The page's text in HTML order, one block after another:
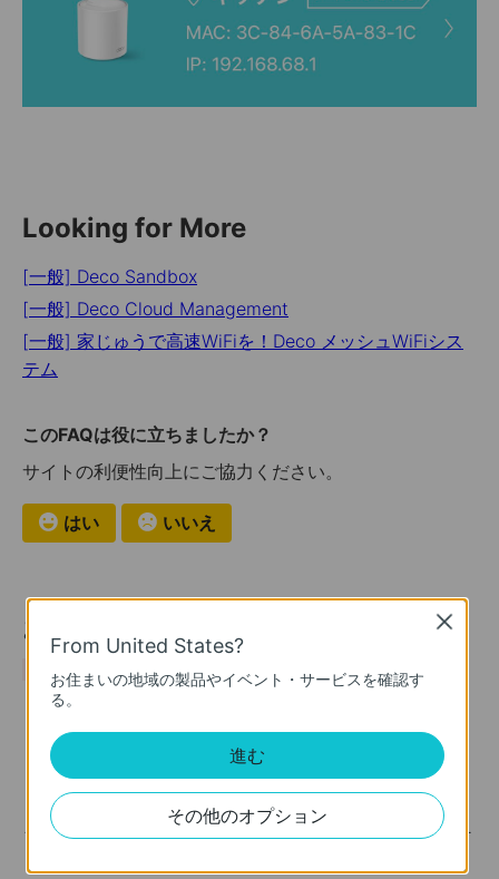
Looking for More
[一般] Deco Sandbox
[一般] Deco Cloud Management
[一般] 家じゅうで高速WiFiを！Deco メッシュWiFiシス
テム
このFAQは役に立ちましたか？
サイトの利便性向上にご協力ください。
はい いいえ
おすすめ製品
Deco X50
AX3000 メッシュWi-Fi 6シス
Deco X60
AX5400メッシュWi-Fi 6ユニ
From United States?
お住まいの地域の製品やイベント・サービスを確認す
る。
進む
その他のオプション
Close